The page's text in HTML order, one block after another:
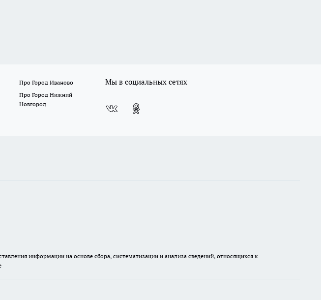
Про Город Иваново
Про Город Нижний
Новгород
Мы в социальных сетях
информации на основе сбора, систематизации и анализа сведений, относящихся к